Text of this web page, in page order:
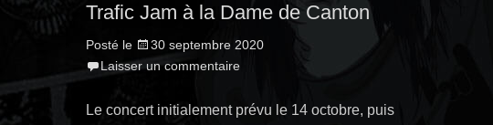
Trafic Jam à la Dame de Canton
Posté le
30 septembre 2020
Laisser un commentaire
Le concert initialement prévu le 14 octobre, puis